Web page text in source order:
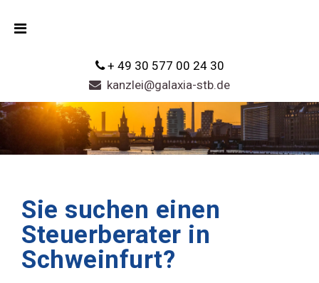
+ 49 30 577 00 24 30
kanzlei@galaxia-stb.de
Sie suchen einen
Steuerberater in
Schweinfurt?